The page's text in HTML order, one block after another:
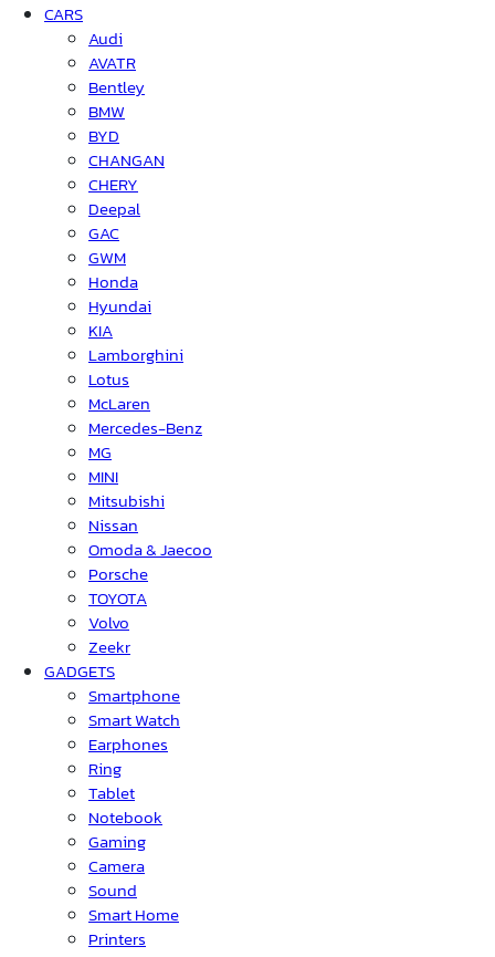
CARS
Audi
AVATR
Bentley
BMW
BYD
CHANGAN
CHERY
Deepal
GAC
GWM
Honda
Hyundai
KIA
Lamborghini
Lotus
McLaren
Mercedes-Benz
MG
MINI
Mitsubishi
Nissan
Omoda & Jaecoo
Porsche
TOYOTA
Volvo
Zeekr
GADGETS
Smartphone
Smart Watch
Earphones
Ring
Tablet
Notebook
Gaming
Camera
Sound
Smart Home
Printers